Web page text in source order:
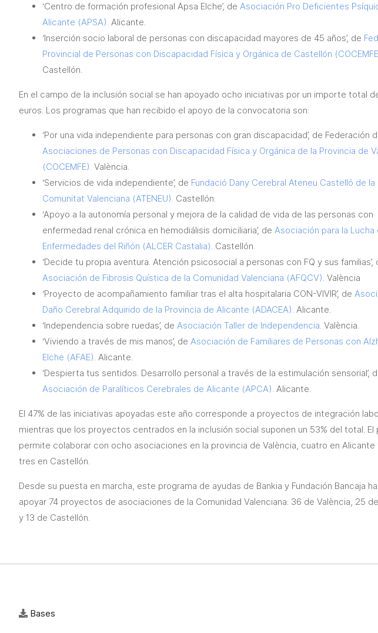
‘Centro de formación profesional Apsa Elche’, de Asociación Pro Deficientes
Alicante (APSA). Alicante.
‘Inserción socio laboral de personas con discapacidad mayores de 45 años’, de
Provincial de Personas con Discapacidad Física y Orgánica de Castellón (COCEMFE
Castellón.
En el campo de la inclusión social se han apoyado ocho iniciativas por un importe total
euros. Los programas que han recibido el apoyo de la convocatoria son:
‘Por una vida independiente para personas con gran discapacidad’, de Federación
Asociaciones de Personas con Discapacidad Física y Orgánica de la Provincia de
(COCEMFE). València.
‘Servicios de vida independiente’, de Fundació Dany Cerebral Ateneu Castelló de la
Comunitat Valenciana (ATENEU). Castellón.
‘Apoyo a la autonomía personal y mejora de la calidad de vida de las personas con
enfermedad renal crónica en hemodiálisis domiciliaria’, de Asociación para la Lucha
Enfermedades del Riñón (ALCER Castalia). Castellón.
‘Decide tu propia aventura. Atención psicosocial a personas con FQ y sus familias’,
Asociación de Fibrosis Quística de la Comunidad Valenciana (AFQCV). València
‘Proyecto de acompañamiento familiar tras el alta hospitalaria CON-VIVIR’, de
Daño Cerebral Adquirido de la Provincia de Alicante (ADACEA). Alicante.
‘Independencia sobre ruedas’, de Asociación Taller de Independencia. València.
‘Viviendo a través de mis manos’, de Asociación de Familiares de Personas con
Elche (AFAE). Alicante.
‘Despierta tus sentidos. Desarrollo personal a través de la estimulación sensorial’,
Asociación de Paralíticos Cerebrales de Alicante (APCA). Alicante.
El 47% de las iniciativas apoyadas este año corresponde a proyectos de integración
mientras que los proyectos centrados en la inclusión social suponen un 53% del total. El
permite colaborar con ocho asociaciones en la provincia de València, cuatro en Alicante
tres en Castellón.
Desde su puesta en marcha, este programa de ayudas de Bankia y Fundación Bancaja
apoyar 74 proyectos de asociaciones de la Comunidad Valenciana: 36 de València, 25
y 13 de Castellón.
Bases